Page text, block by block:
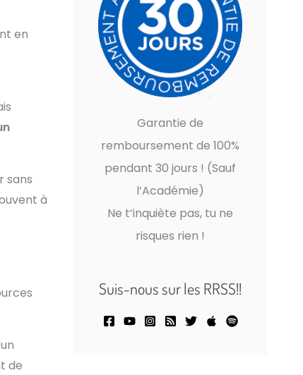
en
sans
à
de
Garantie de
remboursement de 100%
pendant 30 jours ! (Sauf
l’Académie)
Ne t’inquiète pas, tu ne
risques rien !
Suis-nous sur les RRSS!!